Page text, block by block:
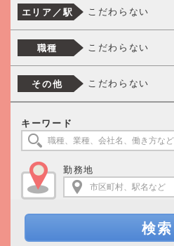
エリア／駅 こだわらない
職種 こだわらない
その他 こだわらない
キーワード
勤務地
検索